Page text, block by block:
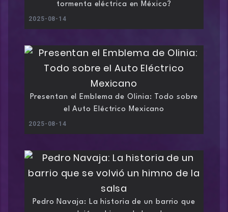
tormenta eléctrica en México?
2025-08-14
Presentan el Emblema de Olinia: Todo sobre
el Auto Eléctrico Mexicano
2025-08-14
Pedro Navaja: La historia de un barrio que